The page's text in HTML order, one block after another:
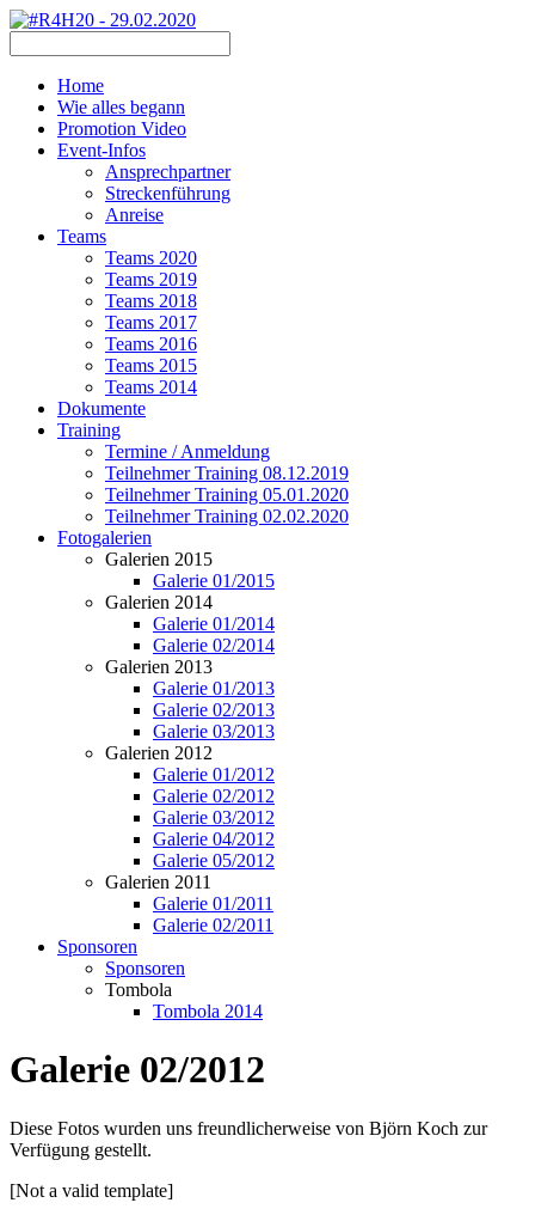
Home
Wie alles begann
Promotion Video
Event-Infos
Ansprechpartner
Streckenführung
Anreise
Teams
Teams 2020
Teams 2019
Teams 2018
Teams 2017
Teams 2016
Teams 2015
Teams 2014
Dokumente
Training
Termine / Anmeldung
Teilnehmer Training 08.12.2019
Teilnehmer Training 05.01.2020
Teilnehmer Training 02.02.2020
Fotogalerien
Galerien 2015
Galerie 01/2015
Galerien 2014
Galerie 01/2014
Galerie 02/2014
Galerien 2013
Galerie 01/2013
Galerie 02/2013
Galerie 03/2013
Galerien 2012
Galerie 01/2012
Galerie 02/2012
Galerie 03/2012
Galerie 04/2012
Galerie 05/2012
Galerien 2011
Galerie 01/2011
Galerie 02/2011
Sponsoren
Sponsoren
Tombola
Tombola 2014
Galerie 02/2012
Diese Fotos wurden uns freundlicherweise von Björn Koch zur
Verfügung gestellt.
[Not a valid template]